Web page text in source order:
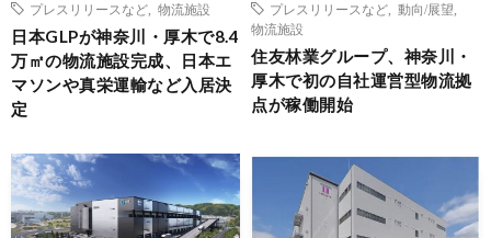
プレスリリースなど
物流施設
日本GLPが神奈川・厚木で8.4
万㎡の物流施設完成、日本エ
マソンや真栄運輸など入居決
定
プレスリリースなど
動向/展望
物流施設
住友林業グループ、神奈川・
厚木で初の自社運営型物流拠
点が稼働開始